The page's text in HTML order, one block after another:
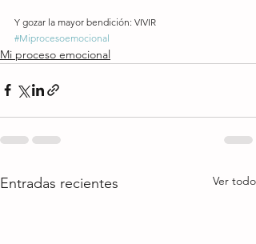
Y gozar la mayor bendición: VIVIR
#Miprocesoemocional
Mi proceso emocional
Entradas recientes Ver todo